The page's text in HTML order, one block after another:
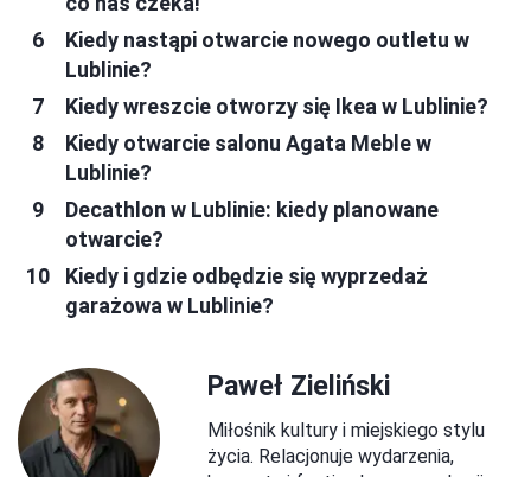
Kiedy nastąpi otwarcie nowego outletu w
Lublinie?
Kiedy wreszcie otworzy się Ikea w Lublinie?
Kiedy otwarcie salonu Agata Meble w
Lublinie?
Decathlon w Lublinie: kiedy planowane
otwarcie?
Kiedy i gdzie odbędzie się wyprzedaż
garażowa w Lublinie?
Paweł Zieliński
Miłośnik kultury i miejskiego stylu
życia. Relacjonuje wydarzenia,